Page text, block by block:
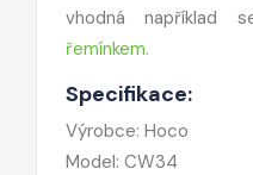
vhodná například
řemínkem.
Specifikace:
Výrobce: Hoco
Model: CW34